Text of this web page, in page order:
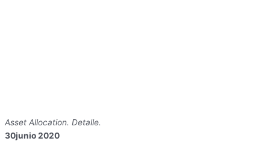
Asset Allocation. Detalle.
30junio 2020